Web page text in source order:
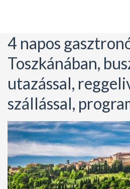
4 napos
Toszkánában,
utazással,
szállással,